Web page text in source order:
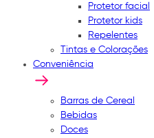
Protetor facial
Protetor kids
Repelentes
Tintas e Colorações
Conveniência
Barras de Cereal
Bebidas
Doces